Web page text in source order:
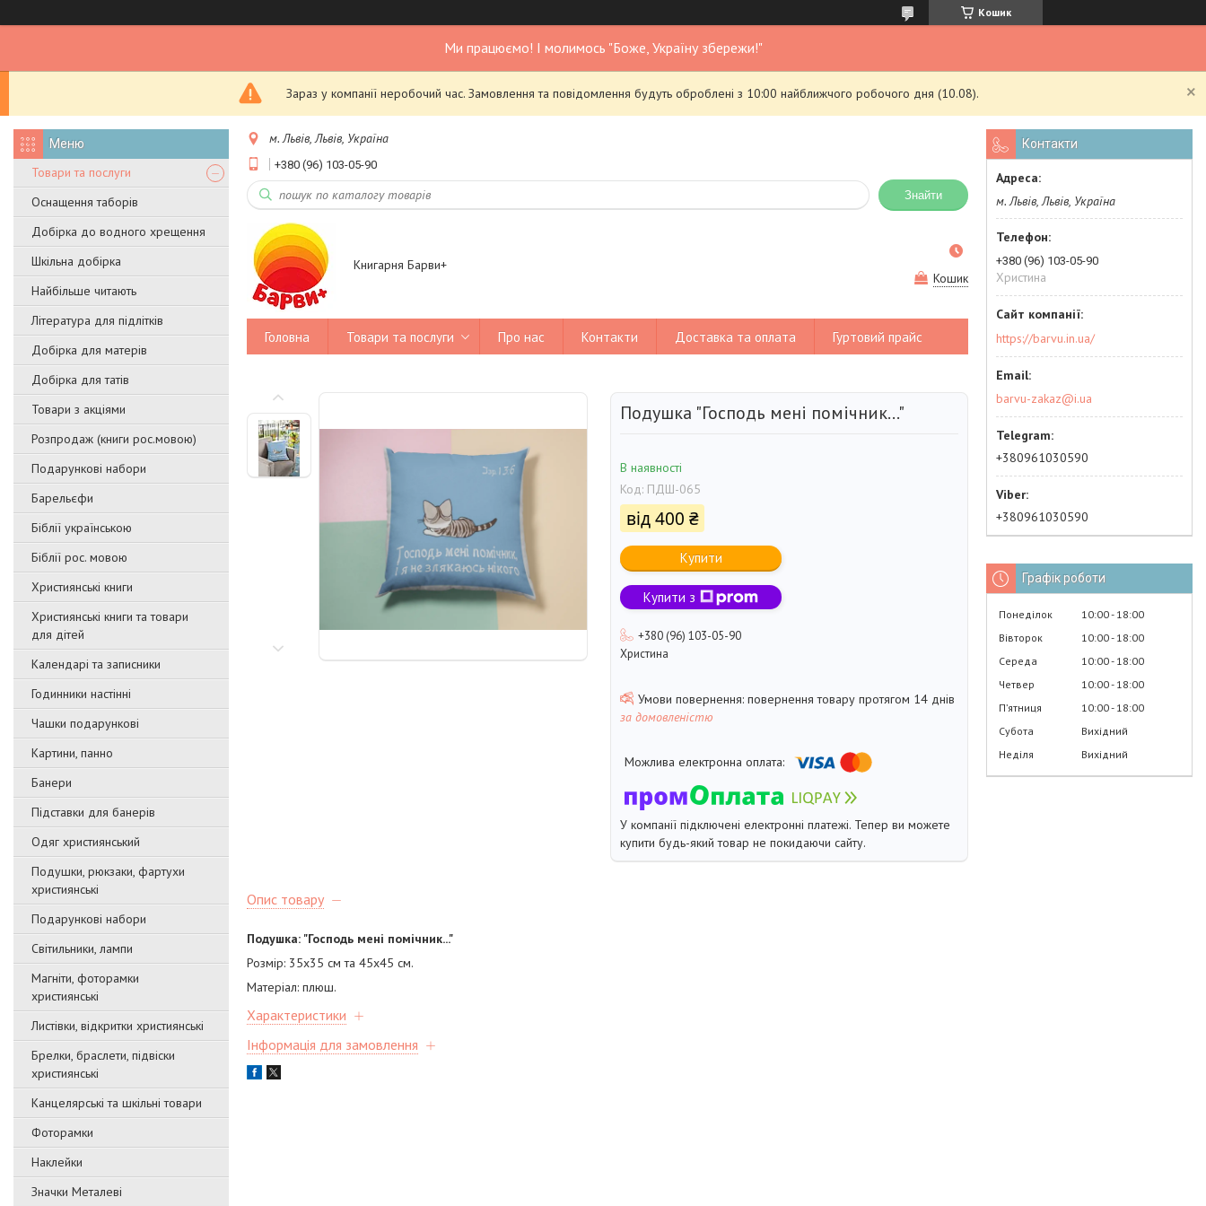
Кошик
Ми працюємо! І молимось "Боже, Україну збережи!"
Зараз у компанії неробочий час. Замовлення та повідомлення будуть оброблені з 10:00 найближчого робочого дня (10.08).
Товари та послуги
Оснащення таборів
Добірка до водного хрещення
Шкільна добірка
Найбільше читають
Література для підлітків
Добірка для матерів
Добірка для татів
Товари з акціями
Розпродаж (книги рос.мовою)
Подарункові набори
Барельєфи
Біблії українською
Біблії рос. мовою
Християнські книги
Християнські книги та товари
для дітей
Календарі та записники
Годинники настінні
Чашки подарункові
Картини, панно
Банери
Підставки для банерів
Одяг християнський
Подушки, рюкзаки, фартухи
християнські
Подарункові набори
Світильники, лампи
Магніти, фоторамки
християнські
Листівки, відкритки християнські
Брелки, браслети, підвіски
християнські
Канцелярські та шкільні товари
Фоторамки
Наклейки
Значки Металеві
м. Львів, Львів, Україна
+380 (96) 103-05-90
Знайти
Книгарня Барви+
Кошик
Головна Товари та послуги Про нас Контакти Доставка та оплата Гуртовий прайс
Подушка "Господь мені помічник..."
В наявності
Код: ПДШ-065
від400 ₴
Купити
Купити з
+380 (96) 103-05-90
Христина
повернення товару протягом 14 днів
за домовленістю
У компанії підключені електронні платежі. Тепер ви можете
купити будь-який товар не покидаючи сайту.
Опис товару
Подушка: "Господь мені помічник..."
Розмір: 35х35 см та 45х45 см.
Матеріал: плюш.
Характеристики
Інформація для замовлення
Контакти
м. Львів, Львів, Україна
+380 (96) 103-05-90
Христина
https://barvu.in.ua/
barvu-zakaz@i.ua
+380961030590
+380961030590
Графік роботи
Понеділок 10:00 18:00
Вівторок
10:00 18:00
Середа
10:00 18:00
Четвер
10:00 18:00
Пʼятниця
10:00 18:00
Субота
Вихідний
Неділя
Вихідний